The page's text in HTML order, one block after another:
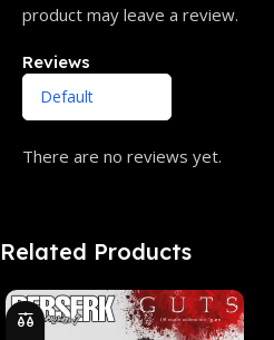
Reviews
There are no reviews yet.
product may leave a review.
Related Products